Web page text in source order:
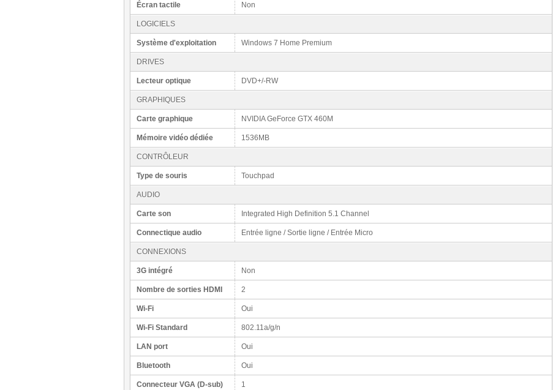
Écran tactile Non
LOGICIELS
Système d'exploitation Windows 7 Home Premium
DRIVES
Lecteur optique DVD+/-RW
GRAPHIQUES
Carte graphique NVIDIA GeForce GTX 460M
Mémoire vidéo dédiée 1536MB
CONTRÔLEUR
Type de souris Touchpad
AUDIO
Carte son Integrated High Definition 5.1 Channel
Connectique audio Entrée ligne / Sortie ligne / Entrée Micro
CONNEXIONS
3G intégré Non
Nombre de sorties HDMI 2
Wi-Fi Oui
Wi-Fi Standard 802.11a/g/n
LAN port Oui
Bluetooth Oui
Connecteur VGA (D-sub) 1